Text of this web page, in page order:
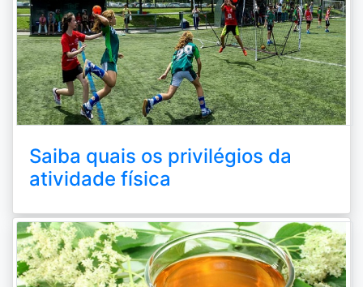
Saiba quais os privilégios da
atividade física